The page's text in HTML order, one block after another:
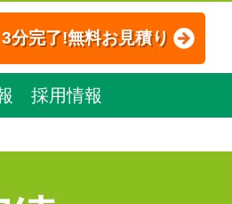
3分完了!無料お見積り
採用情報